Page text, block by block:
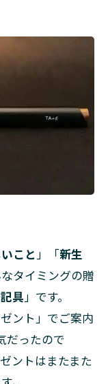
こと 」「新生
タイミングの贈
具 」です。
ント」でご案内
だったので
ントはまたまた